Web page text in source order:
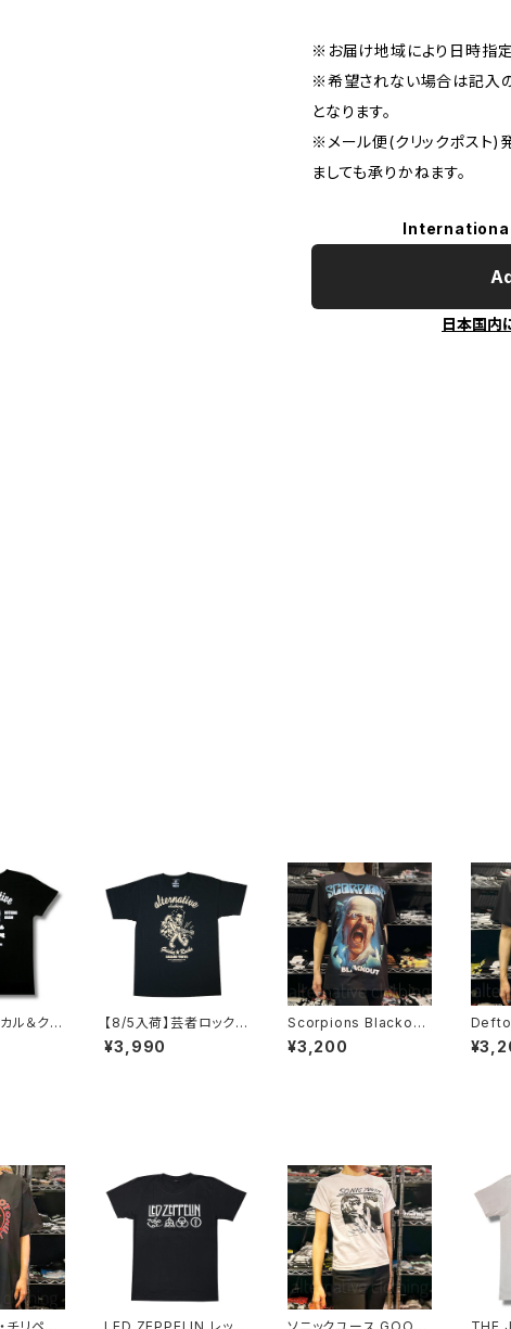
※お届け地域により日時指
※希望されない場合は記入
となります。
※メール便(クリックポスト)
ましても承りかねます。
日本国内
ル＆クロ
ツ NOT
NOTHI
【8/5入荷】芸者ロックス
GEISHA ROCKS 階Ｇ
子&オルタナティヴ・コラ
¥3,990
Scorpions Blackout
スコーピオンズ ブラック
アウト メンズ レディー
¥3,200
ズ 猫
ロック